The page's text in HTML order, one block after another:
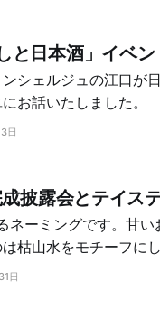
と日本酒」イベ
シェルジュの江口が
お話いたしました。
日
披露会とテイス
ネーミングです。甘
枯山水をモチーフに
なっています。
日